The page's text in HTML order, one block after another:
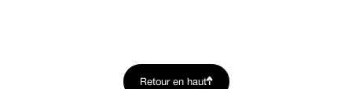
Retour en haut